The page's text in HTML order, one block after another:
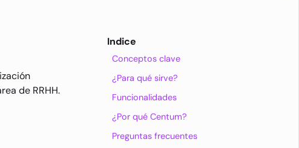
de RRHH.
Indice
Conceptos clave
¿Para qué sirve?
Funcionalidades
¿Por qué Centum?
Preguntas frecuentes